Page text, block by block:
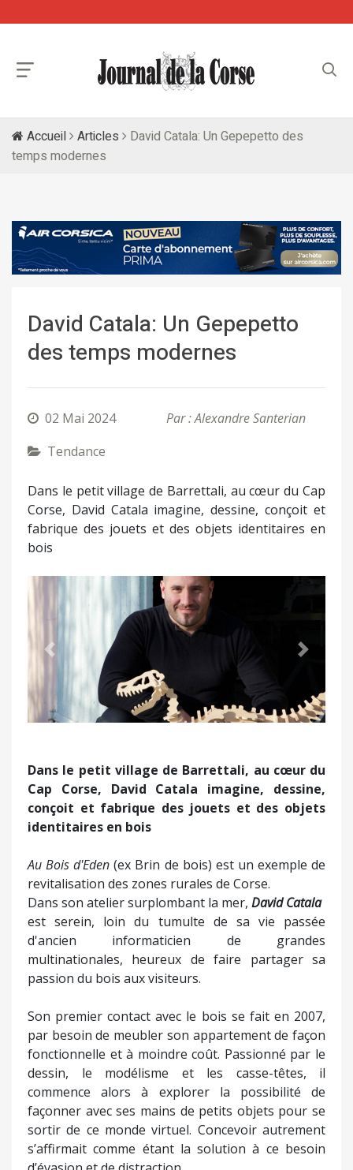
Accueil Articles
David Catala: Un Gepepetto des
temps modernes
David Catala: Un Gepepetto
des temps modernes
02 Mai 2024
Par : Alexandre Santerian
Tendance
Dans le petit village de Barrettali, au cœur du Cap
Corse, David Catala imagine, dessine, conçoit et
fabrique des jouets et des objets identitaires en
bois
Précédent Suivant
Dans le petit village de Barrettali, au cœur du
Cap Corse, David Catala imagine, dessine,
conçoit et fabrique des jouets et des objets
identitaires en bois
Au Bois d'Eden (ex Brin de bois) est un exemple de
revitalisation des zones rurales de Corse.
Dans son atelier surplombant la mer, David Catala
est serein, loin du tumulte de sa vie passée
d'ancien informaticien de grandes
multinationales, heureux de faire partager sa
passion du bois aux visiteurs.
Son premier contact avec le bois se fait en 2007,
par besoin de meubler son appartement de façon
fonctionnelle et à moindre coût. Passionné par le
dessin, le modélisme et les casse-têtes, il
commence alors à explorer la possibilité de
façonner avec ses mains de petits objets pour se
sortir de ce monde virtuel. Concevoir autrement
s’affirmait comme étant la solution à ce besoin